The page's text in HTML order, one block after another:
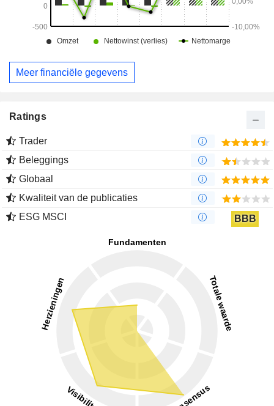
Meer financiële gegevens
Ratings
Trader
Beleggings
Globaal
Kwaliteit van de publicaties
ESG MSCI
BBB